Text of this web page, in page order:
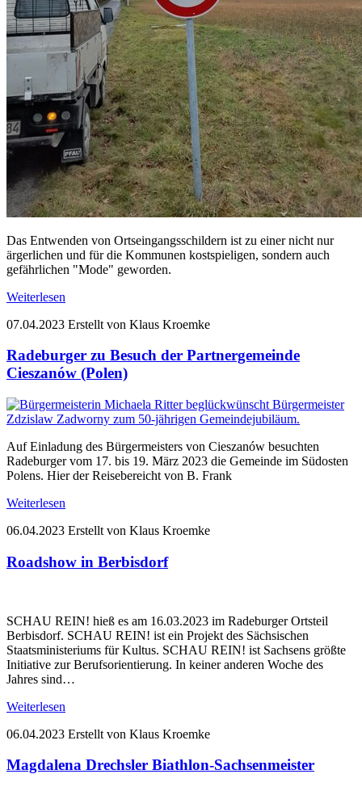
Das Entwenden von Ortseingangsschildern ist zu einer nicht nur
ärgerlichen und für die Kommunen kostspieligen, sondern auch
gefährlichen "Mode" geworden.
Weiterlesen
07.04.2023 Erstellt von Klaus Kroemke
Radeburger zu Besuch der Partnergemeinde
Cieszanów (Polen)
Auf Einladung des Bürgermeisters von Cieszanów besuchten
Radeburger vom 17. bis 19. März 2023 die Gemeinde im Südosten
Polens. Hier der Reisebereicht von B. Frank
Weiterlesen
06.04.2023 Erstellt von Klaus Kroemke
Roadshow in Berbisdorf
SCHAU REIN! hieß es am 16.03.2023 im Radeburger Ortsteil
Berbisdorf. SCHAU REIN! ist ein Projekt des Sächsischen
Staatsministeriums für Kultus. SCHAU REIN! ist Sachsens größte
Initiative zur Berufsorientierung. In keiner anderen Woche des
Jahres sind…
Weiterlesen
06.04.2023 Erstellt von Klaus Kroemke
Magdalena Drechsler Biathlon-Sachsenmeister